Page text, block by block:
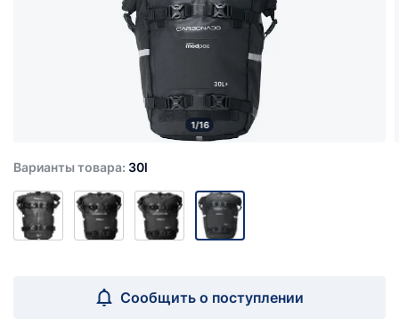
1/16
Варианты товара: 30l
Сообщить о поступлении